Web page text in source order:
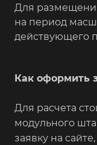
Для
на период
действующего
Как оформить
Для расчета
модульного
заявку на